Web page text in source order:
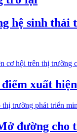
hệ sinh thái
xuất
đường